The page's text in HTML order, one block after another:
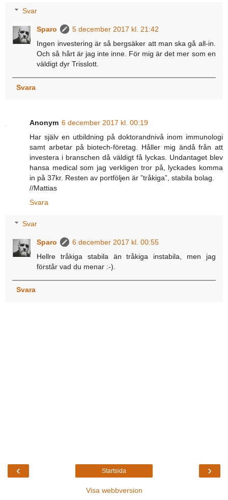
Svar
Sparo
5 december 2017 kl. 21:42
Ingen investering är så bergsäker att man ska gå all-in.
Och så hårt är jag inte inne. För mig är det mer som en
väldigt dyr Trisslott.
Svara
Anonym 6 december 2017 kl. 00:19
Har själv en utbildning på doktorandnivå inom immunologi
samt arbetar på biotech-företag. Håller mig ändå från att
investera i branschen då väldigt få lyckas. Undantaget blev
hansa medical som jag verkligen tror på, lyckades komma
in på 37kr. Resten av portföljen är ”tråkiga”, stabila bolag.
//Mattias
Svara
Svar
Sparo
6 december 2017 kl. 00:55
Hellre tråkiga stabila än tråkiga instabila, men jag
förstår vad du menar :-).
Svara
‹ ›
Startsida
Visa webbversion